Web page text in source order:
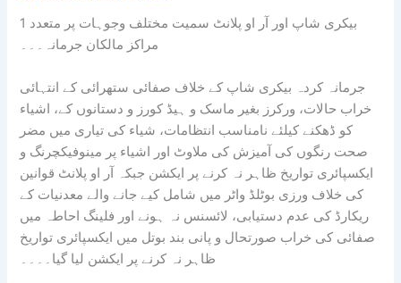
1 بیکری شاپ اور آر او پلانٹ سمیت مختلف وجوہات پر متعدد
مراکز مالکان جرمانہ۔۔۔
جرمانہ کردہ بیکری شاپ کے خلاف صفائی ستھرائی کے انتہائی
خراب حالات، ورکرز بغیر ماسک و ہیڈ کورز و دستانوں کے، اشیاء
کو ڈھکنے کیلئے نامناسب انتظامات، شیاء کی تیاری میں مضر
صحت رنگوں کی آمیزش کی ملاوٹ اور اشیاء پر مینوفیکچرنگ و
ایکسپائری تواریخ ظاہر نہ کرنے پر ایکشن جبکہ آر او پلانٹ قوانین
کی خلاف ورزی بوٹلڈ واٹر میں شامل کیے جانے والے معدنیات کے
ریکارڈ کی عدم دستیابی، لائسنس نہ ہونے اور فلینگ احاطہ میں
صفائی کی خراب صورتحال و پانی بند بوتل میں ایکسپائری تواریخ
ظاہر نہ کرنے پر ایکشن لیا گیا۔۔۔۔